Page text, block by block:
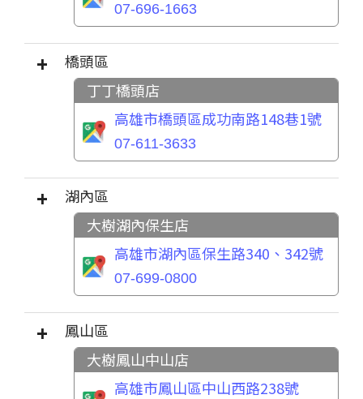
07-696-1663
橋頭區
丁丁橋頭店
高雄市橋頭區成功南路148巷1號
07-611-3633
湖內區
大樹湖內保生店
高雄市湖內區保生路340、342號
07-699-0800
鳳山區
大樹鳳山中山店
高雄市鳳山區中山西路238號